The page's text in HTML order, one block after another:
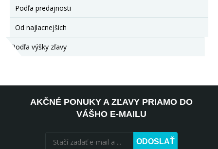
Podľa predajnosti
Od najlacnejších
Podľa výšky zľavy
AKČNÉ PONUKY A ZĽAVY PRIAMO DO
VÁŠHO E-MAILU
ODOSLAŤ